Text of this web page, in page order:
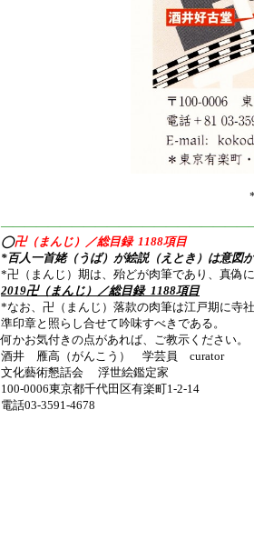
◯卍（まんじ）／総目録 1188項目
*百人一首姥（うば）が絵説（えとき）は意図
*卍（まんじ）期は、殆どが肉筆であり、真偽に
2019卍（まんじ）／総目録_1188項目
*なお、卍（まんじ）落款の肉筆は江戸期に寺
準印章と照らし合せて吟味すべきである。
何かお気付きの点があれば、ご教示ください。
酒井 雁高（がんこう） 学芸員 curator
文化藝術懇話会 浮世絵鑑定家
100-0006東京都千代田区有楽町1-2-14
電話03-3591-4678